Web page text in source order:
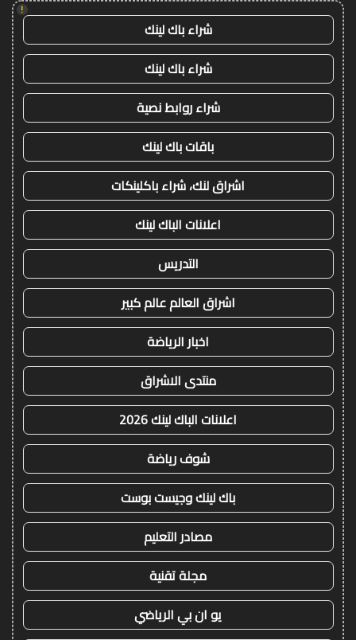
!
شراء باك لينك
شراء باك لينك
شراء روابط نصية
باقات باك لينك
اشراق لنك، شراء باكلينكات
اعلانات الباك لينك
التدريس
اشراق العالم عالم كبير
اخبار الرياضة
منتدى الاشراق
اعلانات الباك لينك 2026
شوف رياضة
باك لينك وجيست بوست
مصادر التعليم
مجلة تقنية
يو ان بي الرياضي